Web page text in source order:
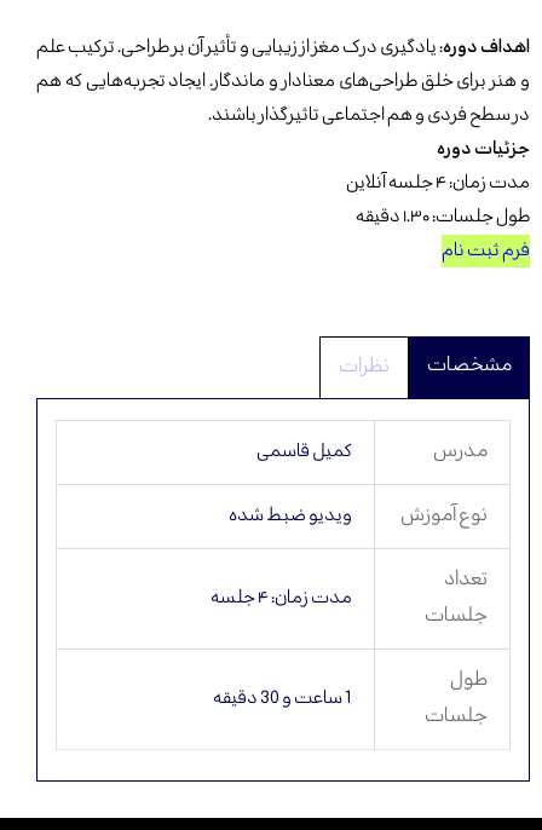
اهداف دوره:یادگیری درک مغز از زیبایی و تأثیر آن بر طراحی. ترکیب علم
و هنر برای خلق طراحی‌های معنادار و ماندگار. ایجاد تجربه‌هایی که هم
در سطح فردی و هم اجتماعی تاثیرگذار باشند.
جزئیات دوره
مدت زمان: ۴ جلسه آنلاین
طول جلسات: ۱.۳۰ دقیقه
فرم ثبت نام
نظرات
مدرس کمیل قاسمی
نوع آموزش ویدیو ضبط شده
تعداد
جلسات
مدت زمان: ۴ جلسه
طول
جلسات
1 ساعت و 30 دقیقه